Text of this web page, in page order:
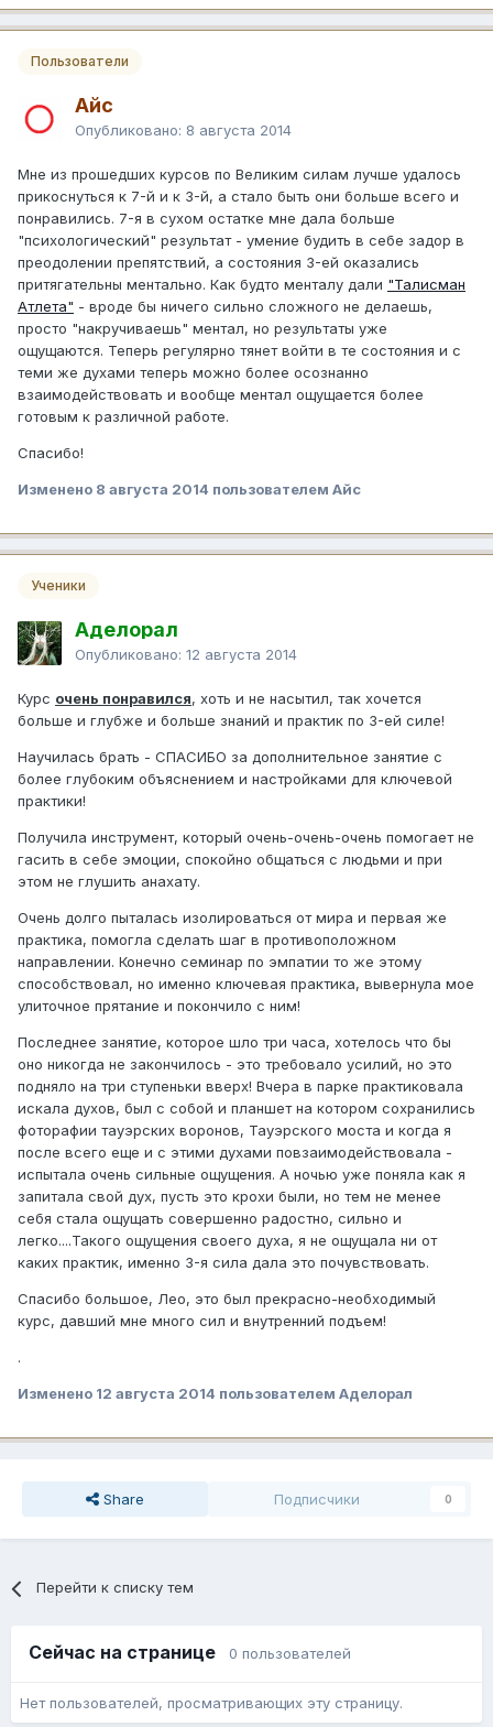
Пользователи
Айс
Опубликовано: 8 августа 2014
Мне из прошедших курсов по Великим силам лучше удалось
прикоснуться к 7-й и к 3-й, а стало быть они больше всего и
понравились. 7-я в сухом остатке мне дала больше
"психологический" результат - умение будить в себе задор в
преодолении препятствий, а состояния 3-ей оказались
притягательны ментально. Как будто менталу дали "Талисман
Атлета" - вроде бы ничего сильно сложного не делаешь,
просто "накручиваешь" ментал, но результаты уже
ощущаются. Теперь регулярно тянет войти в те состояния и с
теми же духами теперь можно более осознанно
взаимодействовать и вообще ментал ощущается более
готовым к различной работе.
Спасибо!
Изменено 8 августа 2014 пользователем Айс
Ученики
Аделорал
Опубликовано: 12 августа 2014
Курс очень понравился, хоть и не насытил, так хочется
больше и глубже и больше знаний и практик по 3-ей силе!
Научилась брать - СПАСИБО за дополнительное занятие с
более глубоким объяснением и настройками для ключевой
практики!
Получила инструмент, который очень-очень-очень помогает не
гасить в себе эмоции, спокойно общаться с людьми и при
этом не глушить анахату.
Очень долго пыталась изолироваться от мира и первая же
практика, помогла сделать шаг в противоположном
направлении. Конечно семинар по эмпатии то же этому
способствовал, но именно ключевая практика, вывернула мое
улиточное прятание и покончило с ним!
Последнее занятие, которое шло три часа, хотелось что бы
оно никогда не закончилось - это требовало усилий, но это
подняло на три ступеньки вверх! Вчера в парке практиковала
искала духов, был с собой и планшет на котором сохранились
фоторафии тауэрских воронов, Тауэрского моста и когда я
после всего еще и с этими духами повзаимодействовала -
испытала очень сильные ощущения. А ночью уже поняла как я
запитала свой дух, пусть это крохи были, но тем не менее
себя стала ощущать совершенно радостно, сильно и
легко....Такого ощущения своего духа, я не ощущала ни от
каких практик, именно 3-я сила дала это почувствовать.
Спасибо большое, Лео, это был прекрасно-необходимый
курс, давший мне много сил и внутренний подъем!
.
Изменено 12 августа 2014 пользователем Аделорал
Share Подписчики 0
Перейти к списку тем
Сейчас на странице 0 пользователей
Нет пользователей, просматривающих эту страницу.